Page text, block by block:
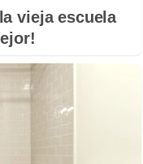
vieja escuela